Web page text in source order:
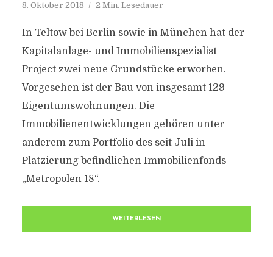
8. Oktober 2018 2 Min. Lesedauer
In Teltow bei Berlin sowie in München hat der
Kapitalanlage- und Immobilienspezialist
Project zwei neue Grundstücke erworben.
Vorgesehen ist der Bau von insgesamt 129
Eigentumswohnungen. Die
Immobilienentwicklungen gehören unter
anderem zum Portfolio des seit Juli in
Platzierung befindlichen Immobilienfonds
„Metropolen 18“.
WEITERLESEN